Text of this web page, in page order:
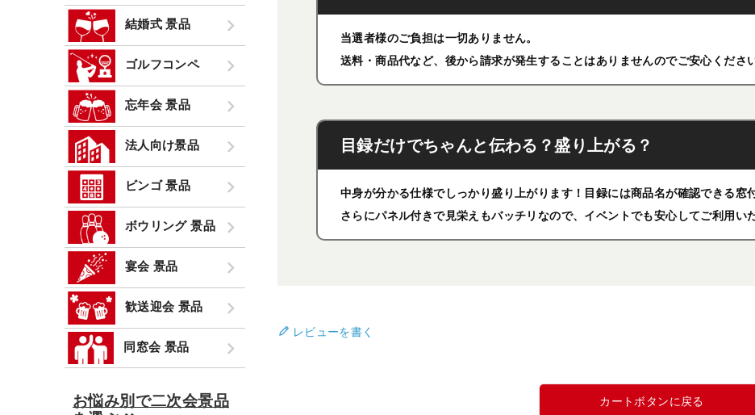
結婚式 景品
ゴルフコンペ
忘年会 景品
法人向け景品
ビンゴ 景品
ボウリング 景品
宴会 景品
歓送迎会 景品
同窓会 景品
お悩み別で二次会景品
当選者様のご負担は一切ありません。
送料・商品代など、後から請求が発生することはありませんのでご安心ください
目録だけでちゃんと伝わる？盛り上がる？
中身が分かる仕様でしっかり盛り上がります！目録には商品名が確認できる窓付
さらにパネル付きで見栄えもバッチリなので、イベントでも安心してご利用い
レビューを書く
カートボタンに戻る